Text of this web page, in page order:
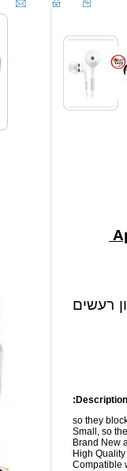
רעשים
so they
Small, so
Brand New
High
Compatible